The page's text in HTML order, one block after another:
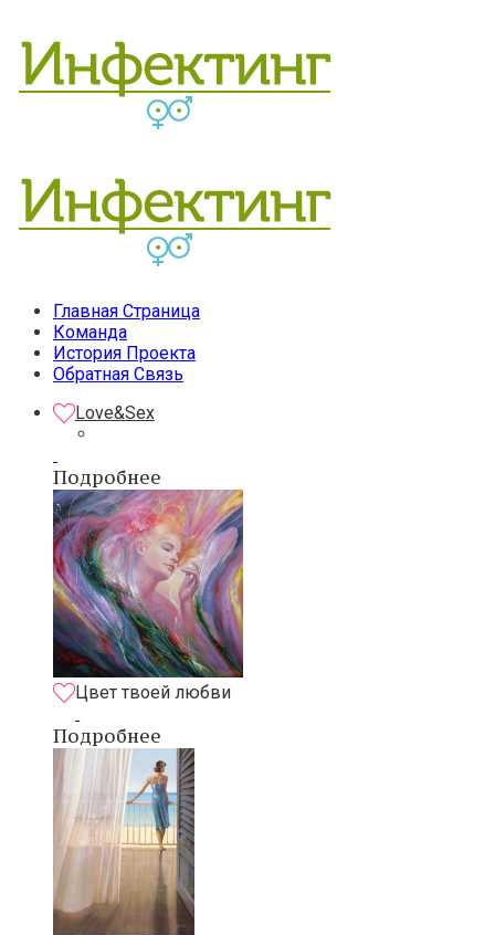
Главная Страница
Команда
История Проекта
Обратная Связь
Love&Sex
Подробнее
Цвет твоей любви
Подробнее